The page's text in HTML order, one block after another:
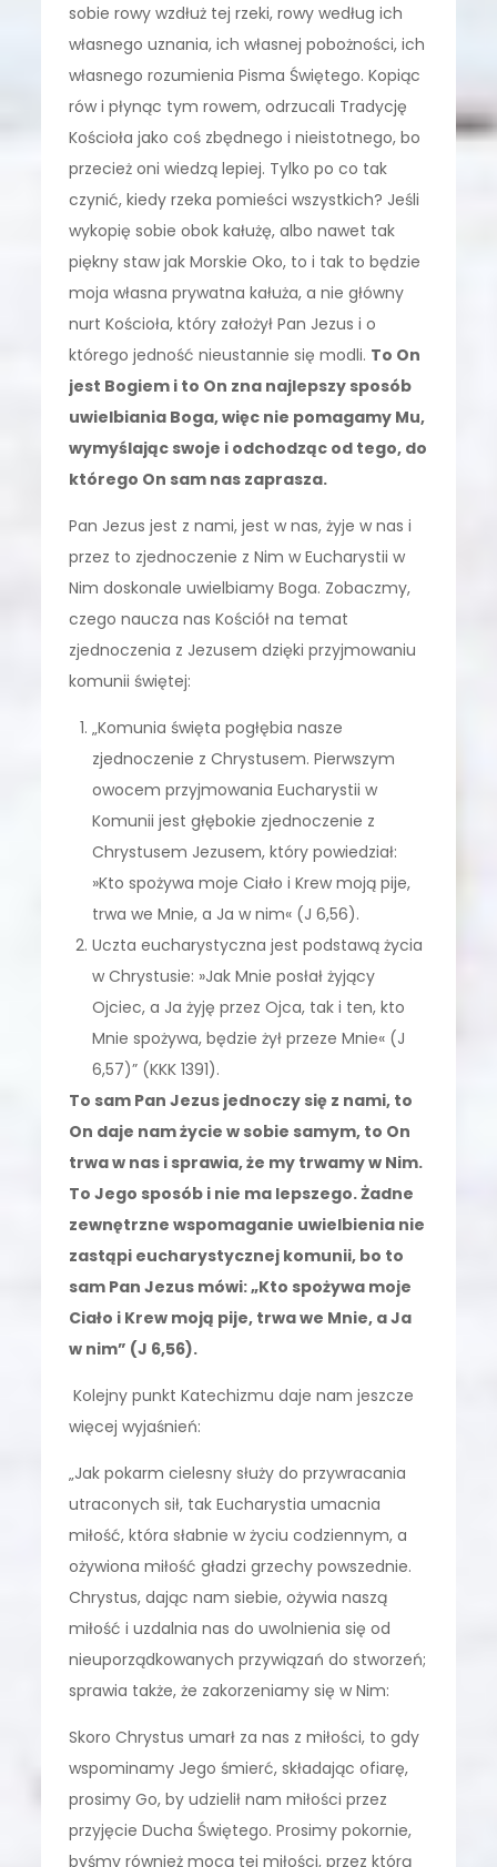
sobie rowy wzdłuż tej rzeki, rowy według ich
własnego uznania, ich własnej pobożności, ich
własnego rozumienia Pisma Świętego. Kopiąc
rów i płynąc tym rowem, odrzucali Tradycję
Kościoła jako coś zbędnego i nieistotnego, bo
przecież oni wiedzą lepiej. Tylko po co tak
czynić, kiedy rzeka pomieści wszystkich? Jeśli
wykopię sobie obok kałużę, albo nawet tak
piękny staw jak Morskie Oko, to i tak to będzie
moja własna prywatna kałuża, a nie główny
nurt Kościoła, który założył Pan Jezus i o
którego jedność nieustannie się modli. To On
jest Bogiem i to On zna najlepszy sposób
uwielbiania Boga, więc nie pomagamy Mu,
wymyślając swoje i odchodząc od tego, do
którego On sam nas zaprasza.
Pan Jezus jest z nami, jest w nas, żyje w nas i
przez to zjednoczenie z Nim w Eucharystii w
Nim doskonale uwielbiamy Boga. Zobaczmy,
czego naucza nas Kościół na temat
zjednoczenia z Jezusem dzięki przyjmowaniu
komunii świętej:
„Komunia święta pogłębia nasze
zjednoczenie z Chrystusem. Pierwszym
owocem przyjmowania Eucharystii w
Komunii jest głębokie zjednoczenie z
Chrystusem Jezusem, który powiedział:
»Kto spożywa moje Ciało i Krew moją pije,
trwa we Mnie, a Ja w nim« (J 6,56).
Uczta eucharystyczna jest podstawą życia
w Chrystusie: »Jak Mnie posłał żyjący
Ojciec, a Ja żyję przez Ojca, tak i ten, kto
Mnie spożywa, będzie żył przeze Mnie« (J
6,57)” (KKK 1391).
To sam Pan Jezus jednoczy się z nami, to
On daje nam życie w sobie samym, to On
trwa w nas i sprawia, że my trwamy w Nim.
To Jego sposób i nie ma lepszego. Żadne
zewnętrzne wspomaganie uwielbienia nie
zastąpi eucharystycznej komunii, bo to
sam Pan Jezus mówi: „Kto spożywa moje
Ciało i Krew moją pije, trwa we Mnie, a Ja
w nim” (J 6,56).
Kolejny punkt Katechizmu daje nam jeszcze
więcej wyjaśnień:
„Jak pokarm cielesny służy do przywracania
utraconych sił, tak Eucharystia umacnia
miłość, która słabnie w życiu codziennym, a
ożywiona miłość gładzi grzechy powszednie.
Chrystus, dając nam siebie, ożywia naszą
miłość i uzdalnia nas do uwolnienia się od
nieuporządkowanych przywiązań do stworzeń;
sprawia także, że zakorzeniamy się w Nim:
Skoro Chrystus umarł za nas z miłości, to gdy
wspominamy Jego śmierć, składając ofiarę,
prosimy Go, by udzielił nam miłości przez
przyjęcie Ducha Świętego. Prosimy pokornie,
byśmy również mocą tej miłości, przez którą